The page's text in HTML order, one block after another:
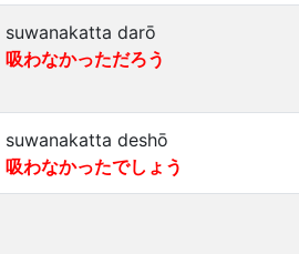
suwanakatta darō
吸わなかっただろう
suwanakatta deshō
吸わなかったでしょう